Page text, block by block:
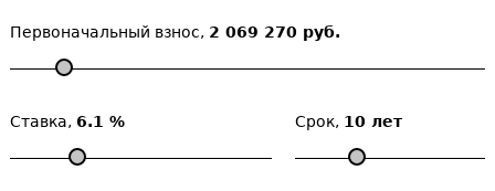
Первоначальный взнос, 2 069 270 руб.
Ставка, 6.1 % Срок, 10 лет